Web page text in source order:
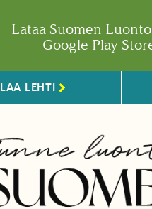
Lataa Suomen
Google Play
LEHTI